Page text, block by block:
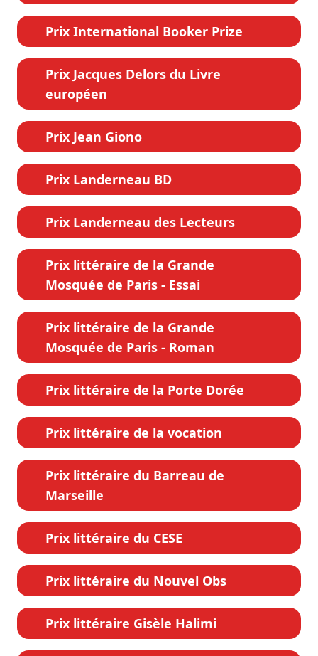
Prix International Booker Prize
Prix Jacques Delors du Livre
européen
Prix Jean Giono
Prix Landerneau BD
Prix Landerneau des Lecteurs
Prix littéraire de la Grande
Mosquée de Paris - Essai
Prix littéraire de la Grande
Mosquée de Paris - Roman
Prix littéraire de la Porte Dorée
Prix littéraire de la vocation
Prix littéraire du Barreau de
Marseille
Prix littéraire du CESE
Prix littéraire du Nouvel Obs
Prix littéraire Gisèle Halimi